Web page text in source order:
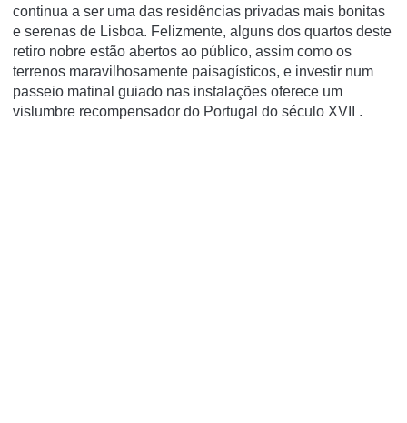
continua a ser uma das residências privadas mais bonitas
e serenas de Lisboa. Felizmente, alguns dos quartos deste
retiro nobre estão abertos ao público, assim como os
terrenos maravilhosamente paisagísticos, e investir num
passeio matinal guiado nas instalações oferece um
vislumbre recompensador do Portugal do século XVII .